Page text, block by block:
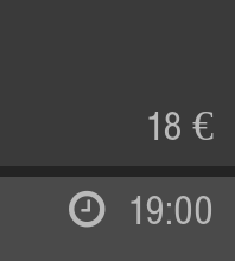
18 €
19:00